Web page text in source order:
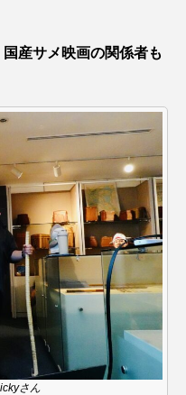
マダラ
ヌマエビ
ダカ
ムツ
メギス
ジナ メヌケ
産サメ映画の関係者も
さん